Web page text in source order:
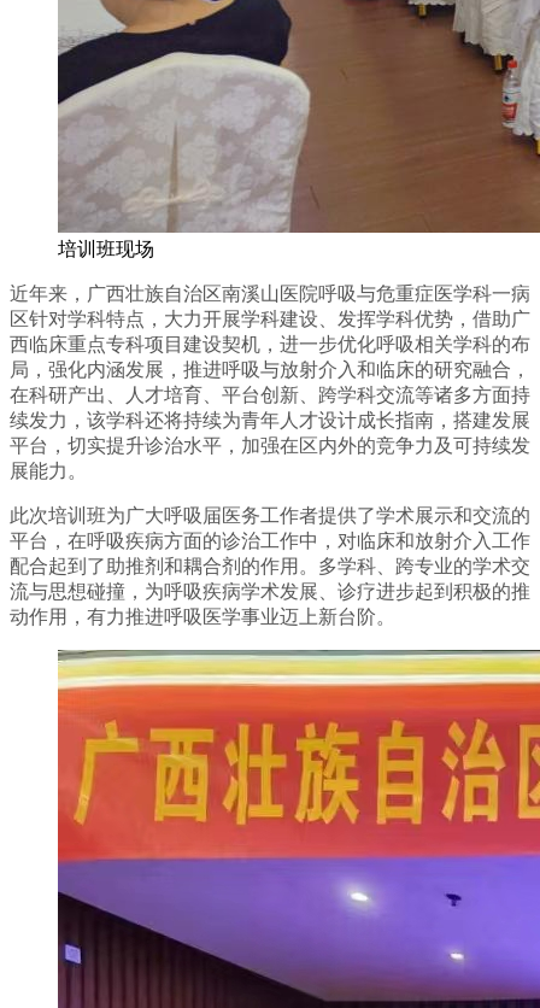
培训班现场
近年来，广西壮族自治区南溪山医院呼吸与危重症医学科一病
区针对学科特点，大力开展学科建设、发挥学科优势，借助广
西临床重点专科项目建设契机，进一步优化呼吸相关学科的布
局，强化内涵发展，推进呼吸与放射介入和临床的研究融合，
在科研产出、人才培育、平台创新、跨学科交流等诸多方面持
续发力，该学科还将持续为青年人才设计成长指南，搭建发展
平台，切实提升诊治水平，加强在区内外的竞争力及可持续发
展能力。
此次培训班为广大呼吸届医务工作者提供了学术展示和交流的
平台，在呼吸疾病方面的诊治工作中，对临床和放射介入工作
配合起到了助推剂和耦合剂的作用。多学科、跨专业的学术交
流与思想碰撞，为呼吸疾病学术发展、诊疗进步起到积极的推
动作用，有力推进呼吸医学事业迈上新台阶。